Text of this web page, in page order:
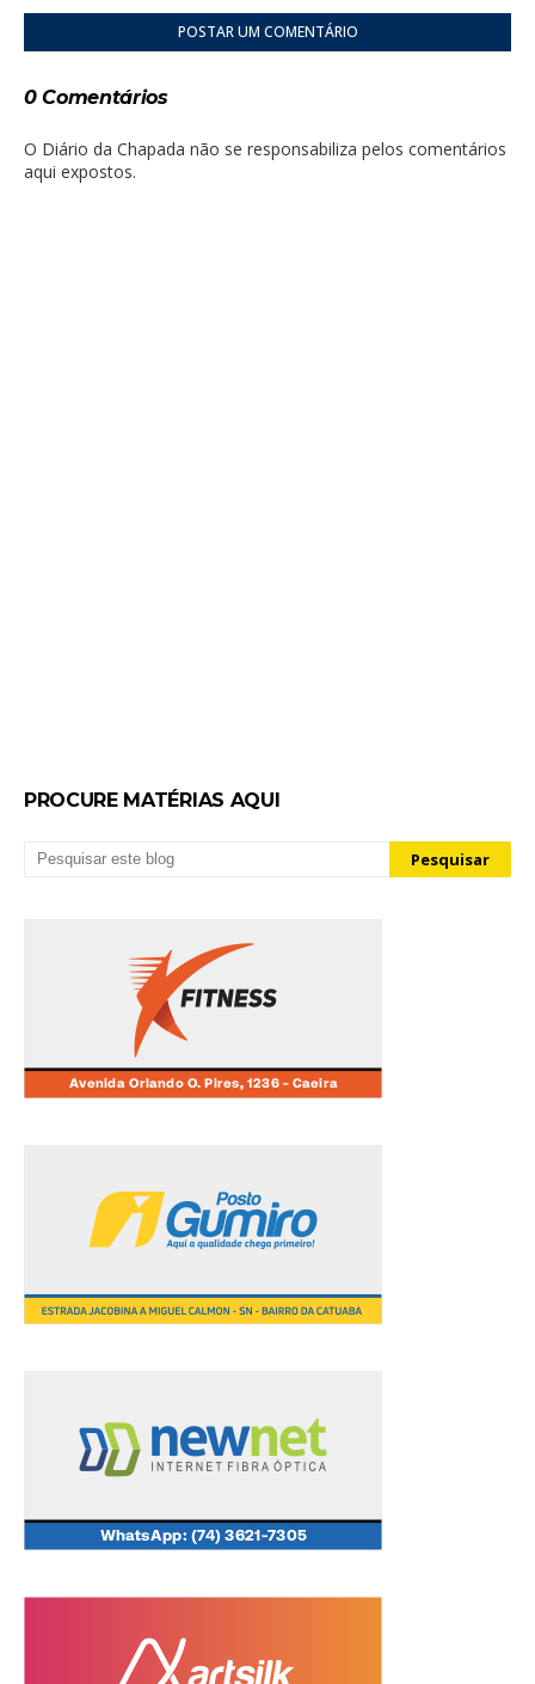
POSTAR UM COMENTÁRIO
0 Comentários
O Diário da Chapada não se responsabiliza pelos comentários
aqui expostos.
PROCURE MATÉRIAS AQUI